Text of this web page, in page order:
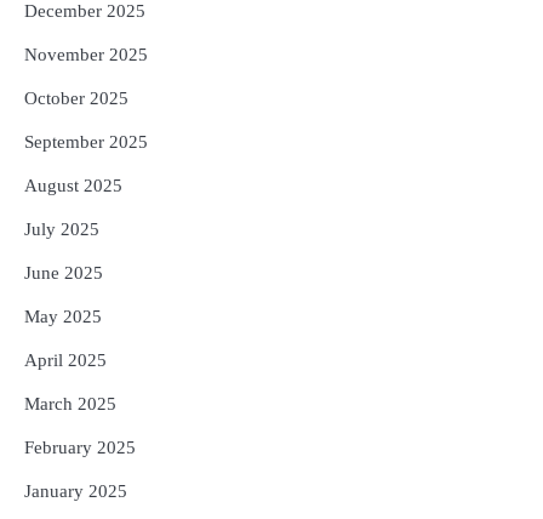
December 2025
November 2025
October 2025
September 2025
August 2025
July 2025
June 2025
May 2025
April 2025
March 2025
February 2025
January 2025